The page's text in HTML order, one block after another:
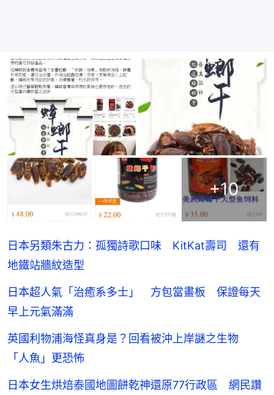
+10
日本另類朱古力：孤獨詩歌口味 KitKat壽司 還有
地鐵站牆紋造型
日本超人氣「治癒系多士」 方包當畫板 保證每天
早上元氣滿滿
英國利物浦海怪真身是？回看被沖上岸謎之生物
「人魚」更恐怖
日本女生烘焙泰國地圖餅乾神還原77行政區 網民讚